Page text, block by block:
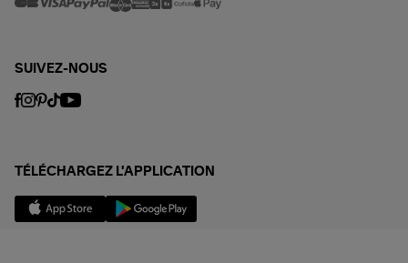
SUIVEZ-NOUS
TÉLÉCHARGEZ L'APPLICATION